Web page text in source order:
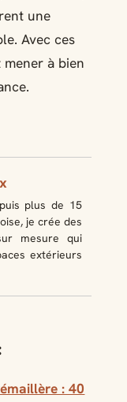
une
Avec ces
mener à bien
plus de 15
je crée des
mesure qui
extérieurs
: 40